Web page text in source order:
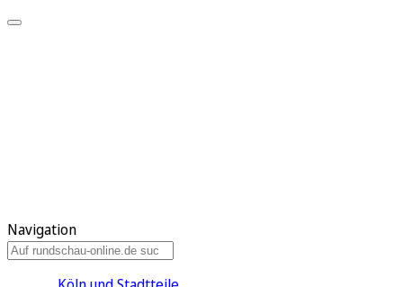
Navigation